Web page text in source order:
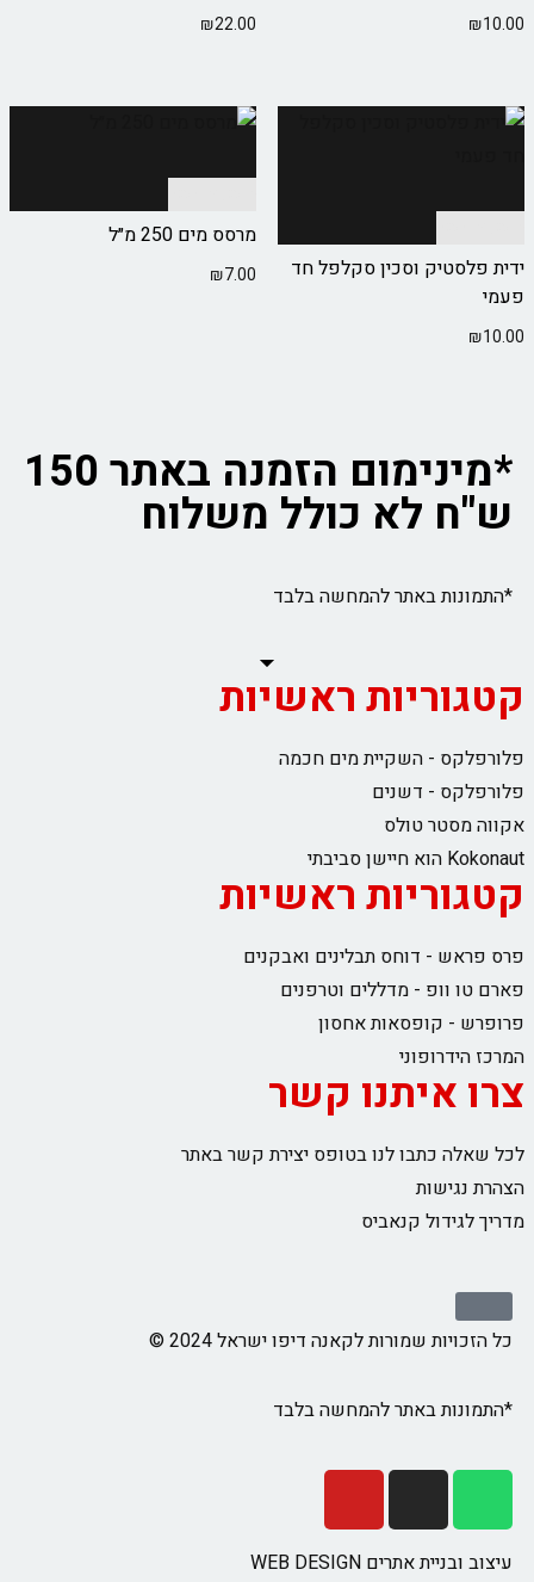
₪10.00
₪22.00
ידית פלסטיק וסכין סקלפל חד
פעמי
₪10.00
מרסס מים 250 מ״ל
₪7.00
*מינימום הזמנה באתר 150
ש"ח לא כולל משלוח
*התמונות באתר להמחשה בלבד
קטגוריות ראשיות
פלורפלקס - השקיית מים חכמה
פלורפלקס - דשנים
אקווה מסטר טולס
Kokonaut הוא חיישן סביבתי
קטגוריות ראשיות
פרס פראש - דוחס תבלינים ואבקנים
פארם טו וופ - מדללים וטרפנים
פרופרש - קופסאות אחסון
המרכז הידרופוני
צרו איתנו קשר
לכל שאלה כתבו לנו בטופס יצירת קשר באתר
הצהרת נגישות
מדריך לגידול קנאביס
כל הזכויות שמורות לקאנה דיפו ישראל 2024 ©
*התמונות באתר להמחשה בלבד
עיצוב ובניית אתרים WEB DESIGN